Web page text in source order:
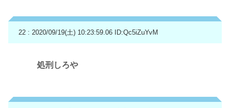
22 : 2020/09/19(土) 10:23:59.06 ID:Qc5iZuYvM
処刑しろや